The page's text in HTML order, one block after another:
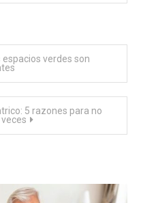
verdes son
5 razones para no